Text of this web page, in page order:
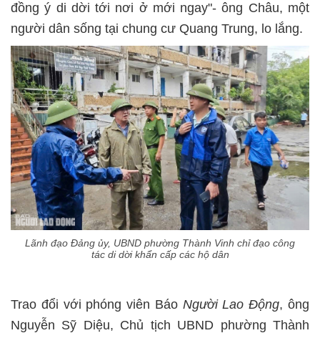
đồng ý di dời tới nơi ở mới ngay"- ông Châu, một
người dân sống tại chung cư Quang Trung, lo lắng.
Lãnh đạo Đảng ủy, UBND phường Thành Vinh chỉ đạo công
tác di dời khẩn cấp các hộ dân
Trao đổi với phóng viên Báo Người Lao Động, ông
Nguyễn Sỹ Diệu, Chủ tịch UBND phường Thành